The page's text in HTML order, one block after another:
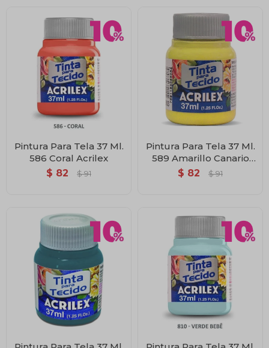
Pintura Para Tela 37 Ml.
586 Coral Acrilex
$ 82 $ 91
Pintura Para Tela 37 Ml.
589 Amarillo Canario
Acrilex
$ 82 $ 91